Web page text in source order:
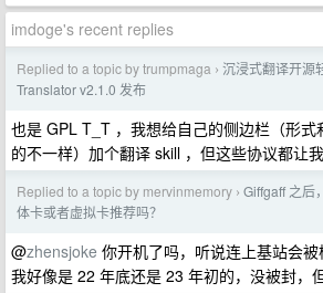
imdoge's recent replies
Replied to a topic by trumpmaga › 沉浸式翻译开源
Translator v2.1.0 发布
也是 GPL T_T ，我想给自己的侧边栏（形式
的不一样）加个翻译 skill ，但这些协议都
Replied to a topic by mervinmemory › Giffgaff 之后
体卡或者虚拟卡推荐吗？
@zhensjoke 你开机了吗，听说连上基站会被
我好像是 22 年底还是 23 年初的，没被封